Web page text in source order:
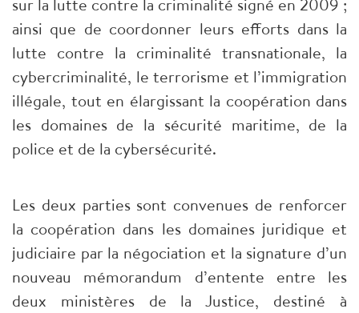
sur la lutte contre la criminalité signé en 2009 ;
ainsi que de coordonner leurs efforts dans la
lutte contre la criminalité transnationale, la
cybercriminalité, le terrorisme et l’immigration
illégale, tout en élargissant la coopération dans
les domaines de la sécurité maritime, de la
police et de la cybersécurité.
Les deux parties sont convenues de renforcer
la coopération dans les domaines juridique et
judiciaire par la négociation et la signature d’un
nouveau mémorandum d’entente entre les
deux ministères de la Justice, destiné à